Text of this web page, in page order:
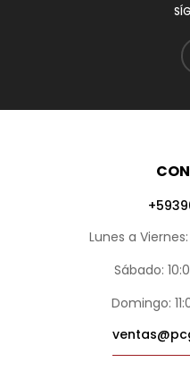
Lunes a
Sábado:
Domingo: